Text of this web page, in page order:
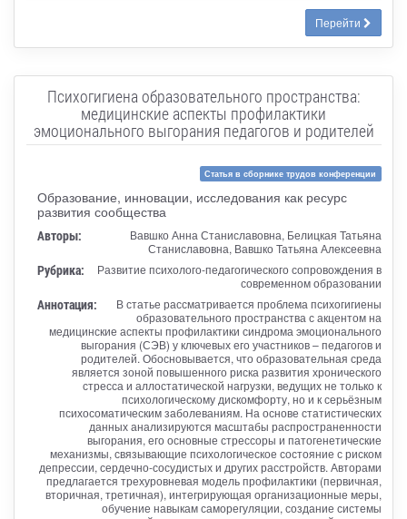
Перейти
Психогигиена образовательного пространства:
медицинские аспекты профилактики
эмоционального выгорания педагогов и родителей
Статья в сборнике трудов конференции
Образование, инновации, исследования как ресурс
развития сообщества
Авторы:
Вавшко Анна Станиславовна, Белицкая Татьяна
Станиславовна, Вавшко Татьяна Алексеевна
Рубрика:
Развитие психолого-педагогического сопровождения в
современном образовании
Аннотация:
В статье рассматривается проблема психогигиены
образовательного пространства с акцентом на
медицинские аспекты профилактики синдрома эмоционального
выгорания (СЭВ) у ключевых его участников – педагогов и
родителей. Обосновывается, что образовательная среда
является зоной повышенного риска развития хронического
стресса и аллостатической нагрузки, ведущих не только к
психологическому дискомфорту, но и к серьёзным
психосоматическим заболеваниям. На основе статистических
данных анализируются масштабы распространенности
выгорания, его основные стрессоры и патогенетические
механизмы, связывающие психологическое состояние с риском
депрессии, сердечно-сосудистых и других расстройств. Авторами
предлагается трехуровневая модель профилактики (первичная,
вторичная, третичная), интегрирующая организационные меры,
обучение навыкам саморегуляции, создание системы